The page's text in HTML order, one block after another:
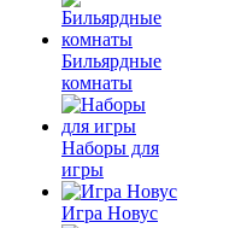
Бильярдные
комнаты
Наборы для
игры
Игра Новус